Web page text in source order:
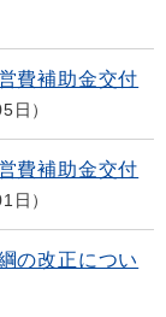
費補助金交付
日
費補助金交付
日
の改正につい